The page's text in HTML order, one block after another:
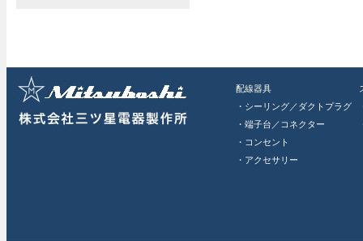
配線器具
・シーリング／ダクトプラグ
・端子台／コネクター
・コンセント
・アクセサリー